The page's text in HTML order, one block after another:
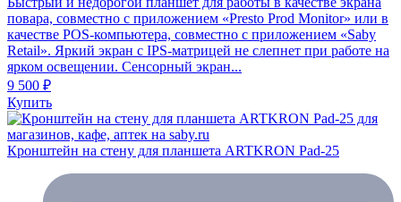
повара, совместно с приложением «Presto Prod Monitor» или в
качестве POS-компьютера, совместно с приложением «Saby
Retail». Яркий экран с IPS-матрицей не слепнет при работе на
ярком освещении. Сенсорный экран...
9 500 ₽
Купить
Кронштейн на стену для планшета ARTKRON Pad-25